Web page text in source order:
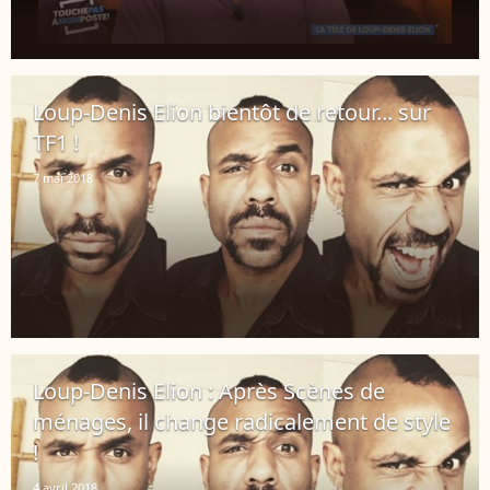
Loup-Denis Elion bientôt de retour... sur
TF1 !
7 mai 2018
Loup-Denis Elion : Après Scènes de
ménages, il change radicalement de style
!